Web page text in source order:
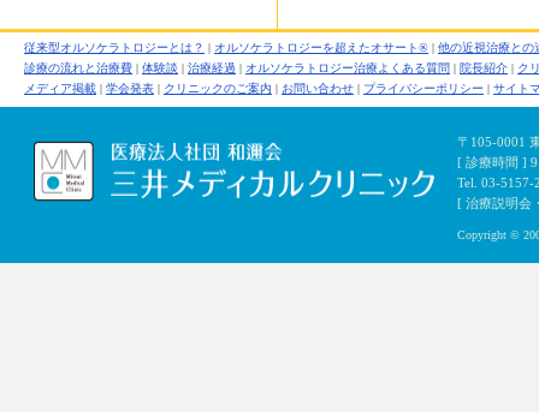
従来型オルソケラトロジーとは？ | オルソケラトロジーを超えたオサート® | 他の近視治療との
診療の流れと治療費 | 体験談 | 治療経過 | オルソケラトロジー治療よくある質問 | 院長紹介 | ク
メディア掲載 | 学会発表 | クリニックのご案内 | お問い合わせ | プライバシーポリシー | サイト
〒105-0001
[ 診療時間 ]
Tel. 03-5157-
[ 治療説明会
Copyright ©